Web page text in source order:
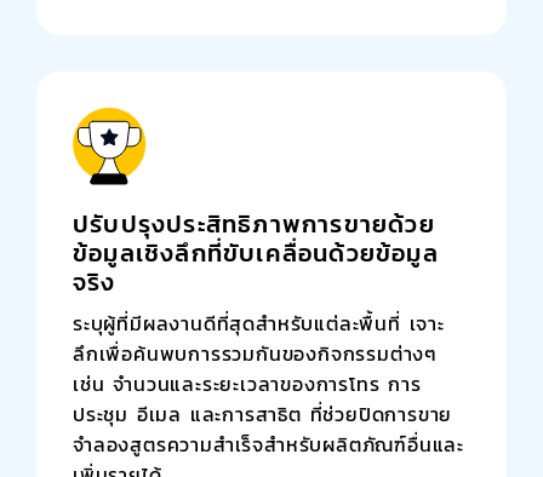
ปรับปรุงประสิทธิภาพการขายด้วย
ข้อมูลเชิงลึกที่ขับเคลื่อนด้วยข้อมูล
จริง
ระบุผู้ที่มีผลงานดีที่สุดสำหรับแต่ละพื้นที่ เจาะ
ลึกเพื่อค้นพบการรวมกันของกิจกรรมต่างๆ
เช่น จำนวนและระยะเวลาของการโทร การ
ประชุม อีเมล และการสาธิต ที่ช่วยปิดการขาย
จำลองสูตรความสำเร็จสำหรับผลิตภัณฑ์อื่นและ